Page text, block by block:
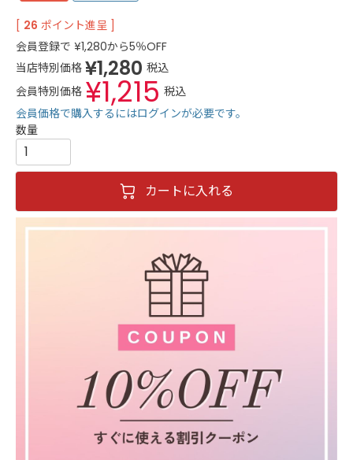
[ 26 ポイント進呈 ]
会員登録で ¥1,280から5％OFF
当店特別価格 ¥1,280 税込
会員特別価格 ¥1,215 税込
会員価格で購入するにはログインが必要です。
カートに入れる